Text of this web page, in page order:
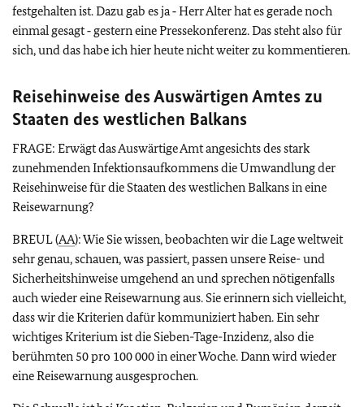
festgehalten ist. Dazu gab es ja ‑ Herr Alter hat es gerade noch
einmal gesagt ‑ gestern eine Pressekonferenz. Das steht also für
sich, und das habe ich hier heute nicht weiter zu kommentieren.
Reisehinweise des Auswärtigen Amtes zu
Staaten des westlichen Balkans
FRAGE: Erwägt das Auswärtige Amt angesichts des stark
zunehmenden Infektionsaufkommens die Umwandlung der
Reisehinweise für die Staaten des westlichen Balkans in eine
Reisewarnung?
BREUL (AA): Wie Sie wissen, beobachten wir die Lage weltweit
sehr genau, schauen, was passiert, passen unsere Reise- und
Sicherheitshinweise umgehend an und sprechen nötigenfalls
auch wieder eine Reisewarnung aus. Sie erinnern sich vielleicht,
dass wir die Kriterien dafür kommuniziert haben. Ein sehr
wichtiges Kriterium ist die Sieben-Tage-Inzidenz, also die
berühmten 50 pro 100 000 in einer Woche. Dann wird wieder
eine Reisewarnung ausgesprochen.